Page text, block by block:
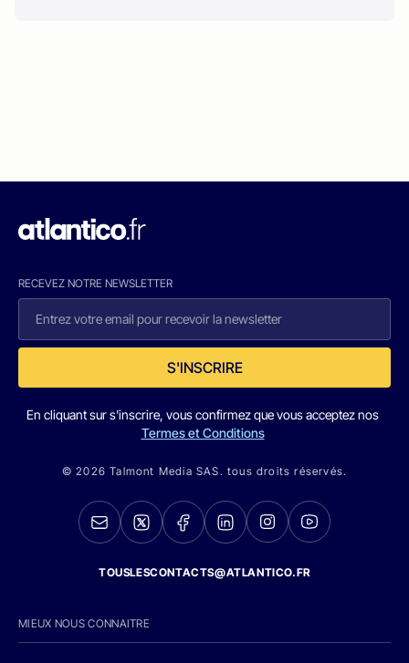
RECEVEZ NOTRE NEWSLETTER
S'INSCRIRE
En cliquant sur s'inscrire, vous confirmez que vous acceptez nos
Termes et Conditions
© 2026 Talmont Media SAS. tous droits réservés.
TOUSLESCONTACTS@ATLANTICO.FR
MIEUX NOUS CONNAITRE